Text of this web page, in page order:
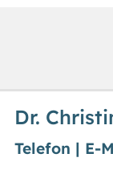
Dr.
Telefon | E-